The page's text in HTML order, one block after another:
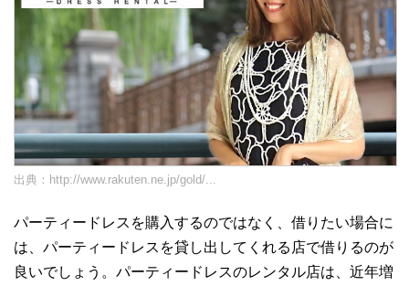
出典： http://www.rakuten.ne.jp/gold/...
パーティードレスを購入するのではなく、借りたい場合に
は、パーティードレスを貸し出してくれる店で借りるのが
良いでしょう。パーティードレスのレンタル店は、近年増